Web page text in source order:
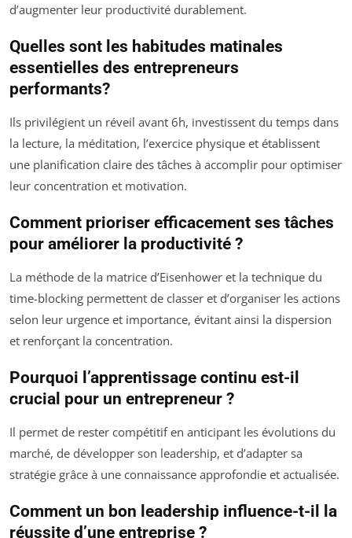
d’augmenter leur productivité durablement.
Quelles sont les habitudes matinales
essentielles des entrepreneurs
performants?
Ils privilégient un réveil avant 6h, investissent du temps dans
la lecture, la méditation, l’exercice physique et établissent
une planification claire des tâches à accomplir pour optimiser
leur concentration et motivation.
Comment prioriser efficacement ses tâches
pour améliorer la productivité ?
La méthode de la matrice d’Eisenhower et la technique du
time-blocking permettent de classer et d’organiser les actions
selon leur urgence et importance, évitant ainsi la dispersion
et renforçant la concentration.
Pourquoi l’apprentissage continu est-il
crucial pour un entrepreneur ?
Il permet de rester compétitif en anticipant les évolutions du
marché, de développer son leadership, et d’adapter sa
stratégie grâce à une connaissance approfondie et actualisée.
Comment un bon leadership influence-t-il la
réussite d’une entreprise ?